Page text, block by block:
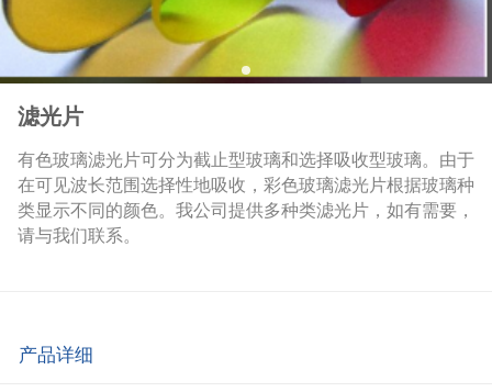
滤光片
有色玻璃滤光片可分为截止型玻璃和选择吸收型玻璃。由于
在可见波长范围选择性地吸收，彩色玻璃滤光片根据玻璃种
类显示不同的颜色。我公司提供多种类滤光片，如有需要，
请与我们联系。
产品详细